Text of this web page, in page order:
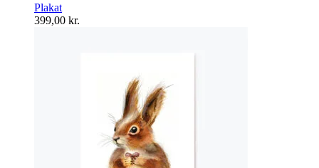
Plakat
399,00 kr.